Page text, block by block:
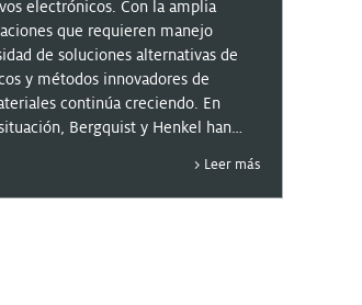
electrónicos. Con la amplia
que requieren manejo
de soluciones alternativas de
y métodos innovadores de
continúa creciendo. En
Bergquist y Henkel han
y fáciles de manejar para
únicas, especialmente diseñados
Leer más